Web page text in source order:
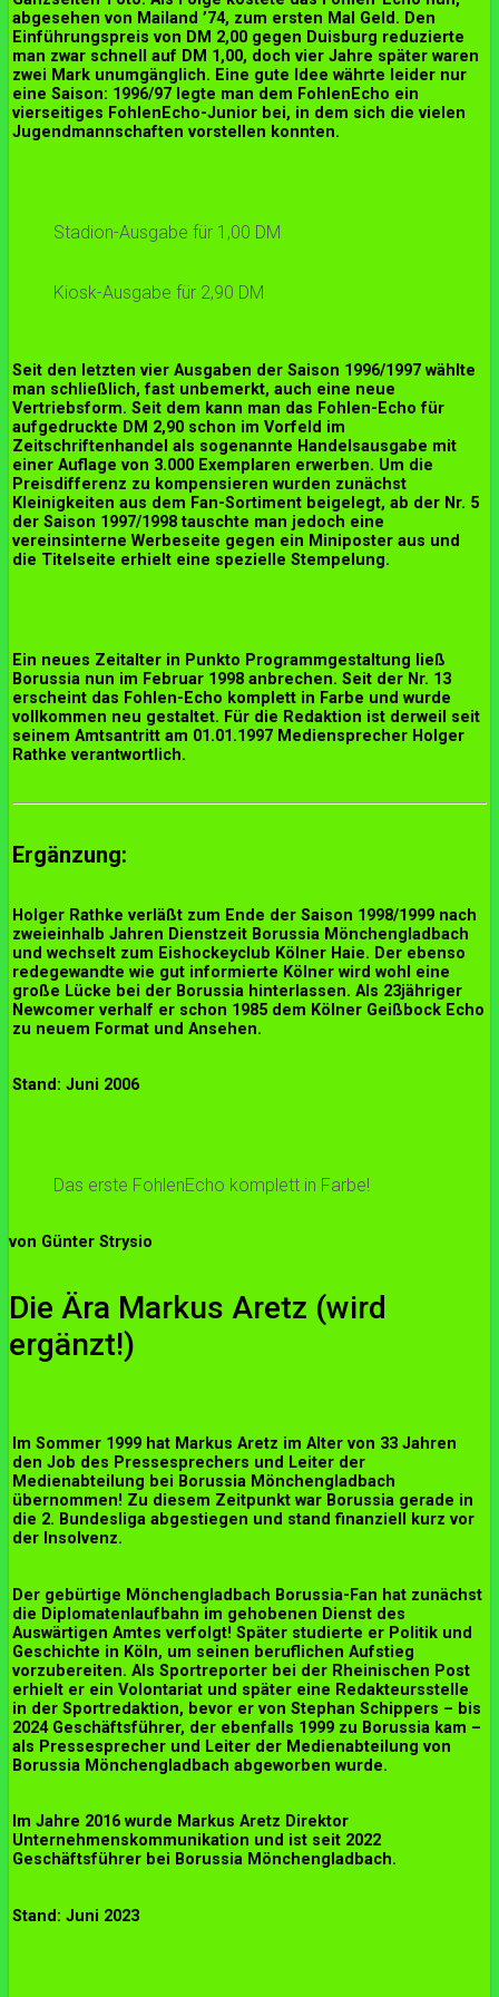
abgesehen von Mailand ’74, zum ersten Mal Geld. Den
Einführungspreis von DM 2,00 gegen Duisburg reduzierte
man zwar schnell auf DM 1,00, doch vier Jahre später waren
zwei Mark unumgänglich. Eine gute Idee währte leider nur
eine Saison: 1996/97 legte man dem FohlenEcho ein
vierseitiges FohlenEcho-Junior bei, in dem sich die vielen
Jugendmannschaften vorstellen konnten.
Stadion-Ausgabe für 1,00 DM
Kiosk-Ausgabe für 2,90 DM
Seit den letzten vier Ausgaben der Saison 1996/1997 wählte
man schließlich, fast unbemerkt, auch eine neue
Vertriebsform. Seit dem kann man das Fohlen-Echo für
aufgedruckte DM 2,90 schon im Vorfeld im
Zeitschriftenhandel als sogenannte Handelsausgabe mit
einer Auflage von 3.000 Exemplaren erwerben. Um die
Preisdifferenz zu kompensieren wurden zunächst
Kleinigkeiten aus dem Fan-Sortiment beigelegt, ab der Nr. 5
der Saison 1997/1998 tauschte man jedoch eine
vereinsinterne Werbeseite gegen ein Miniposter aus und
die Titelseite erhielt eine spezielle Stempelung.
Ein neues Zeitalter in Punkto Programmgestaltung ließ
Borussia nun im Februar 1998 anbrechen. Seit der Nr. 13
erscheint das Fohlen-Echo komplett in Farbe und wurde
vollkommen neu gestaltet. Für die Redaktion ist derweil seit
seinem Amtsantritt am 01.01.1997 Mediensprecher Holger
Rathke verantwortlich.
Ergänzung:
Holger Rathke verläßt zum Ende der Saison 1998/1999 nach
zweieinhalb Jahren Dienstzeit Borussia Mönchengladbach
und wechselt zum Eishockeyclub Kölner Haie. Der ebenso
redegewandte wie gut informierte Kölner wird wohl eine
große Lücke bei der Borussia hinterlassen. Als 23jähriger
Newcomer verhalf er schon 1985 dem Kölner Geißbock Echo
zu neuem Format und Ansehen.
Stand: Juni 2006
Das erste FohlenEcho komplett in Farbe!
von Günter Strysio
Die Ära Markus Aretz (wird
ergänzt!)
Im Sommer 1999 hat Markus Aretz im Alter von 33 Jahren
den Job des Pressesprechers und Leiter der
Medienabteilung bei Borussia Mönchengladbach
übernommen! Zu diesem Zeitpunkt war Borussia gerade in
die 2. Bundesliga abgestiegen und stand finanziell kurz vor
der Insolvenz.
Der gebürtige Mönchengladbach Borussia-Fan hat zunächst
die Diplomatenlaufbahn im gehobenen Dienst des
Auswärtigen Amtes verfolgt! Später studierte er Politik und
Geschichte in Köln, um seinen beruflichen Aufstieg
vorzubereiten. Als Sportreporter bei der Rheinischen Post
erhielt er ein Volontariat und später eine Redakteursstelle
in der Sportredaktion, bevor er von Stephan Schippers – bis
2024 Geschäftsführer, der ebenfalls 1999 zu Borussia kam –
als Pressesprecher und Leiter der Medienabteilung von
Borussia Mönchengladbach abgeworben wurde.
Im Jahre 2016 wurde Markus Aretz Direktor
Unternehmenskommunikation und ist seit 2022
Geschäftsführer bei Borussia Mönchengladbach.
Stand: Juni 2023